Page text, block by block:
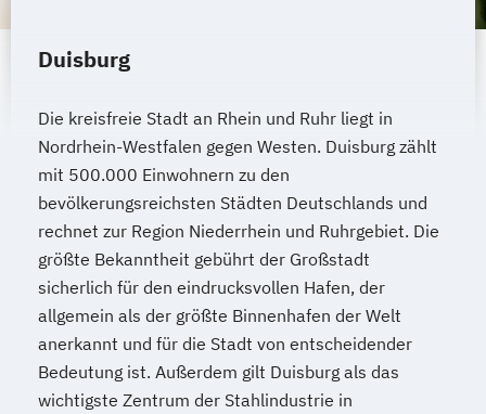
Duisburg
Die kreisfreie Stadt an Rhein und Ruhr liegt in
Nordrhein-Westfalen gegen Westen. Duisburg zählt
mit 500.000 Einwohnern zu den
bevölkerungsreichsten Städten Deutschlands und
rechnet zur Region Niederrhein und Ruhrgebiet. Die
größte Bekanntheit gebührt der Großstadt
sicherlich für den eindrucksvollen Hafen, der
allgemein als der größte Binnenhafen der Welt
anerkannt und für die Stadt von entscheidender
Bedeutung ist. Außerdem gilt Duisburg als das
wichtigste Zentrum der Stahlindustrie in